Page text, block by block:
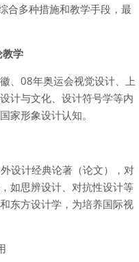
合多种措施和教学手段，最
教学
、08年奥运会视觉设计、上
计与文化、设计符号学等内
家形象设计认知。
设计经典论著（论文），对
如思辨设计、对抗性设计等
东方设计学，为培养国际视